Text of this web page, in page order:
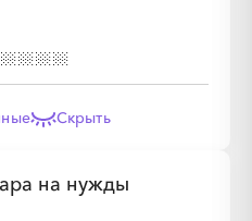
Скрыть
на нужды